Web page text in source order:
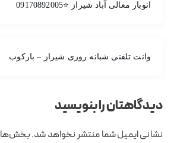
اتوبار معالی آباد شیراز ⭐09170892005
وانت تلفنی شبانه روزی شیراز – بارکوب
دیدگاهتان را بنویسید
نشانی ایمیل شما منتشر نخواهد شد.